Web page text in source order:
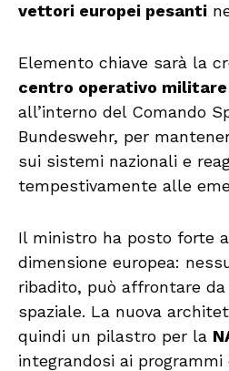
vettori europei pesanti
Elemento chiave sarà la
centro operativo
all’interno del Comando
Bundeswehr, per
sui sistemi nazionali e
tempestivamente alle
Il ministro ha posto forte
dimensione europea:
ribadito, può affrontare
spaziale. La nuova
quindi un pilastro per la
integrandosi ai programmi